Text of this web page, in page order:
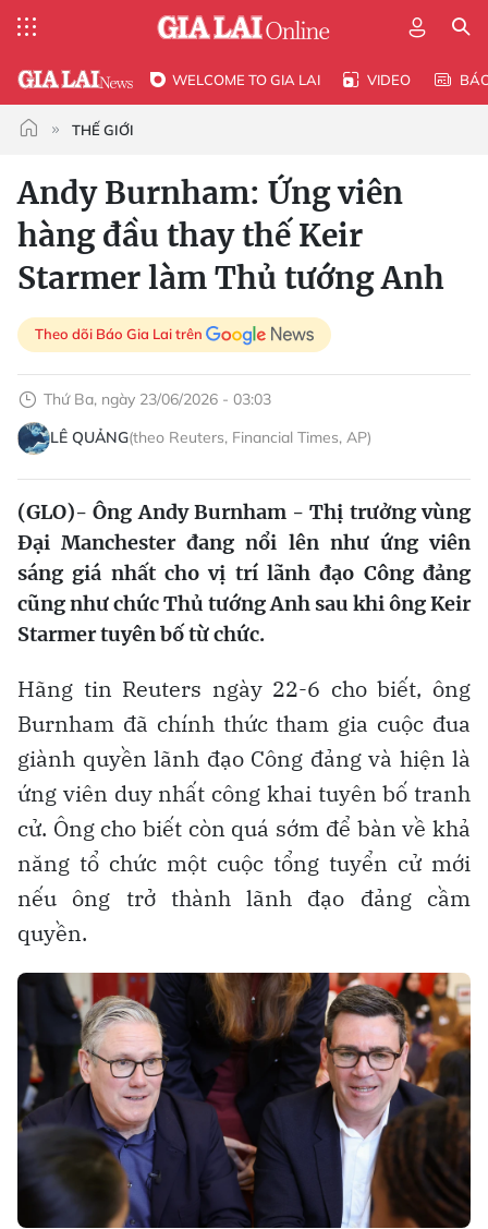
WELCOME TO GIA LAI VIDEO
THẾ GIỚI
Andy Burnham: Ứng viên
hàng đầu thay thế Keir
Starmer làm Thủ tướng Anh
Theo dõi Báo Gia Lai trên
Thứ Ba, ngày 23/06/2026 - 03:03
LÊ QUẢNG(theo Reuters, Financial Times, AP)
(GLO)- Ông Andy Burnham - Thị trưởng vùng
Đại Manchester đang nổi lên như ứng viên
sáng giá nhất cho vị trí lãnh đạo Công đảng
cũng như chức Thủ tướng Anh sau khi ông Keir
Starmer tuyên bố từ chức.
Hãng tin Reuters ngày 22-6 cho biết, ông
Burnham đã chính thức tham gia cuộc đua
giành quyền lãnh đạo Công đảng và hiện là
ứng viên duy nhất công khai tuyên bố tranh
cử. Ông cho biết còn quá sớm để bàn về khả
năng tổ chức một cuộc tổng tuyển cử mới
nếu ông trở thành lãnh đạo đảng cầm
quyền.